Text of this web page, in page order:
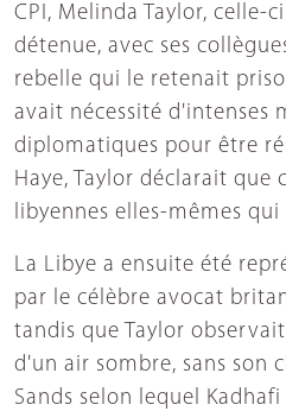
CPI, Melinda Taylor, celle-
détenue, avec ses
rebelle qui le retenait
avait nécessité d'intenses
diplomatiques pour être
Haye, Taylor déclarait que
libyennes elles-mêmes
La Libye a ensuite été
par le célèbre avocat
tandis que Taylor
d'un air sombre, sans son
Sands selon lequel